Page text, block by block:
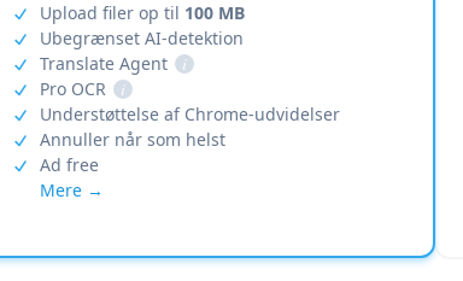
Upload filer op til 100 MB
Ubegrænset AI-detektion
Translate Agent
i
Pro OCR
i
Understøttelse af Chrome-udvidelser
Annuller når som helst
Ad free
Mere →